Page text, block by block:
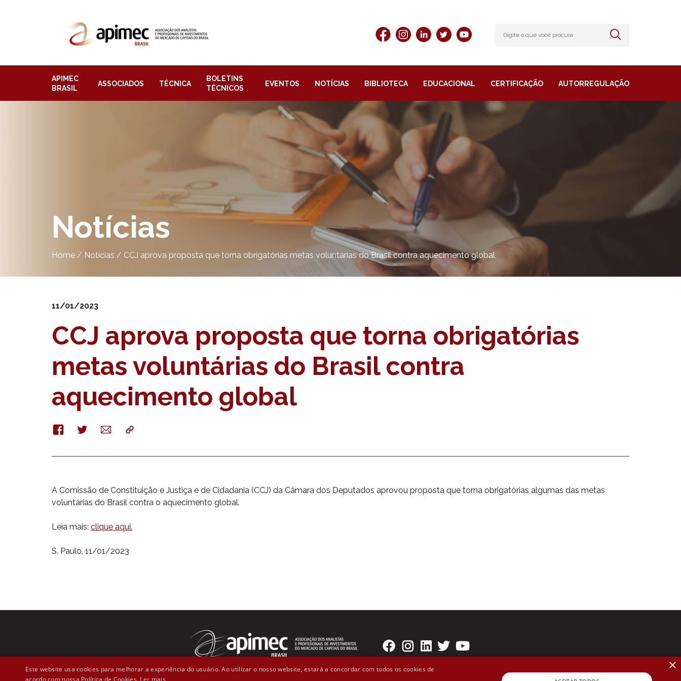
APIMEC
BRASIL
ASSOCIADOS TÉCNICA
BOLETINS
TÉCNICOS
EVENTOS NOTÍCIAS BIBLIOTECA EDUCACIONAL CERTIFICAÇÃO AUTORREGULAÇÃO
Notícias
Home / Notícias / CCJ aprova proposta que torna obrigatórias metas voluntárias do Brasil contra aquecimento global
11/01/2023
CCJ aprova proposta que torna obrigatórias
metas voluntárias do Brasil contra
aquecimento global
FacebookTwitterE-
mail
Copy
A Comissão de Constituição e Justiça e de Cidadania (CCJ) da Câmara dos Deputados aprovou proposta que torna obrigatórias algumas das metas
voluntárias do Brasil contra o aquecimento global.
Leia mais: clique aqui.
S. Paulo, 11/01/2023
×
Este website usa cookies para melhorar a experiência do usuário. Ao utilizar o nosso website, estará a concordar com todos os cookies de
acordo com nossa Política de Cookies. Ler mais